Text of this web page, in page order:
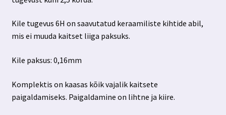
Kile tugevus 6H on saavutatud keraamiliste kihtide abil,
mis ei muuda kaitset liiga paksuks.
Kile paksus: 0,16mm
Komplektis on kaasas kõik vajalik kaitsete
paigaldamiseks. Paigaldamine on lihtne ja kiire.